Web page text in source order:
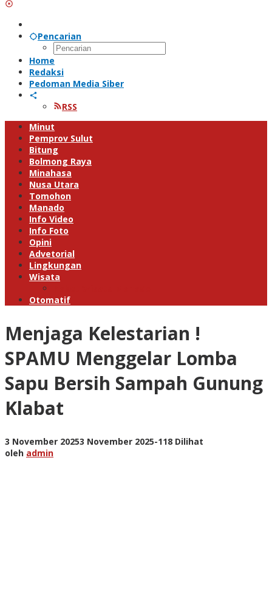
Pencarian
Home
Redaksi
Pedoman Media Siber
RSS
Minut
Pemprov Sulut
Bitung
Bolmong Raya
Minahasa
Nusa Utara
Tomohon
Manado
Info Video
Info Foto
Opini
Advetorial
Lingkungan
Wisata
Otomatif
Menjaga Kelestarian !
SPAMU Menggelar Lomba
Sapu Bersih Sampah Gunung
Klabat
3 November 20253 November 2025oleh
-118 Dilihat
oleh admin